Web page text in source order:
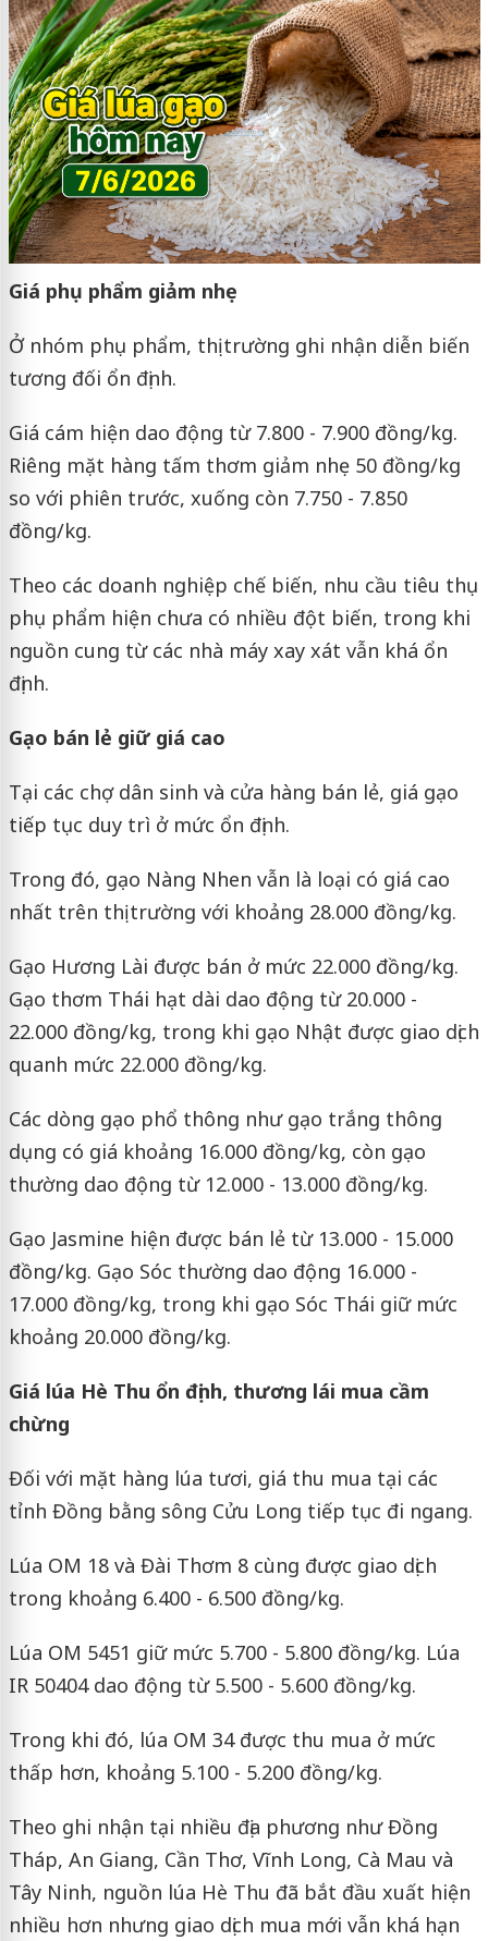
Giá phụ phẩm giảm nhẹ
Ở nhóm phụ phẩm, thị trường ghi nhận diễn biến
tương đối ổn định.
Giá cám hiện dao động từ 7.800 - 7.900 đồng/kg.
Riêng mặt hàng tấm thơm giảm nhẹ 50 đồng/kg
so với phiên trước, xuống còn 7.750 - 7.850
đồng/kg.
Theo các doanh nghiệp chế biến, nhu cầu tiêu thụ
phụ phẩm hiện chưa có nhiều đột biến, trong khi
nguồn cung từ các nhà máy xay xát vẫn khá ổn
định.
Gạo bán lẻ giữ giá cao
Tại các chợ dân sinh và cửa hàng bán lẻ, giá gạo
tiếp tục duy trì ở mức ổn định.
Trong đó, gạo Nàng Nhen vẫn là loại có giá cao
nhất trên thị trường với khoảng 28.000 đồng/kg.
Gạo Hương Lài được bán ở mức 22.000 đồng/kg.
Gạo thơm Thái hạt dài dao động từ 20.000 -
22.000 đồng/kg, trong khi gạo Nhật được giao dịch
quanh mức 22.000 đồng/kg.
Các dòng gạo phổ thông như gạo trắng thông
dụng có giá khoảng 16.000 đồng/kg, còn gạo
thường dao động từ 12.000 - 13.000 đồng/kg.
Gạo Jasmine hiện được bán lẻ từ 13.000 - 15.000
đồng/kg. Gạo Sóc thường dao động 16.000 -
17.000 đồng/kg, trong khi gạo Sóc Thái giữ mức
khoảng 20.000 đồng/kg.
Giá lúa Hè Thu ổn định, thương lái mua cầm
chừng
Đối với mặt hàng lúa tươi, giá thu mua tại các
tỉnh Đồng bằng sông Cửu Long tiếp tục đi ngang.
Lúa OM 18 và Đài Thơm 8 cùng được giao dịch
trong khoảng 6.400 - 6.500 đồng/kg.
Lúa OM 5451 giữ mức 5.700 - 5.800 đồng/kg. Lúa
IR 50404 dao động từ 5.500 - 5.600 đồng/kg.
Trong khi đó, lúa OM 34 được thu mua ở mức
thấp hơn, khoảng 5.100 - 5.200 đồng/kg.
Theo ghi nhận tại nhiều địa phương như Đồng
Tháp, An Giang, Cần Thơ, Vĩnh Long, Cà Mau và
Tây Ninh, nguồn lúa Hè Thu đã bắt đầu xuất hiện
nhiều hơn nhưng giao dịch mua mới vẫn khá hạn